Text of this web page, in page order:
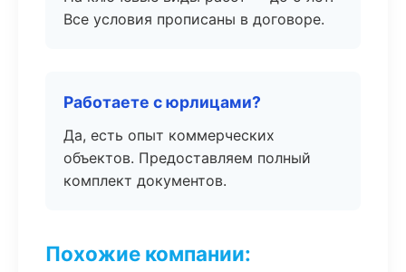
Все условия прописаны в договоре.
Работаете с юрлицами?
Да, есть опыт коммерческих
объектов. Предоставляем полный
комплект документов.
Похожие компании: